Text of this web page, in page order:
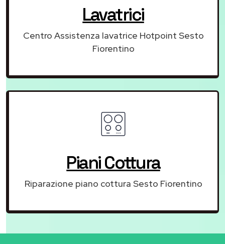
Lavatrici
Centro Assistenza lavatrice Hotpoint Sesto
Fiorentino
Piani Cottura
Riparazione piano cottura Sesto Fiorentino